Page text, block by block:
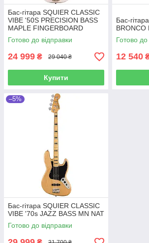
Бас-гітара SQUIER CLASSIC
VIBE '50S PRECISION BASS
MAPLE FINGERBOARD
WHITE BLONDE
Готово до відправки
24 999 ₴ 29 040 ₴
Купити
Бас-
BRONCO
Готово до
12 540
–5%
Бас-гітара SQUIER CLASSIC
VIBE '70s JAZZ BASS MN NAT
Готово до відправки